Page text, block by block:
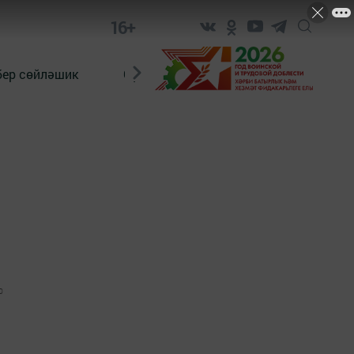
16+
сөйләшик Сүз тарихы Яшь хәбәрче